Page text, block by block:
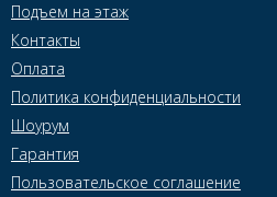
Подъем на этаж
Контакты
Оплата
Политика конфиденциальности
Шоурум
Гарантия
Пользовательское соглашение